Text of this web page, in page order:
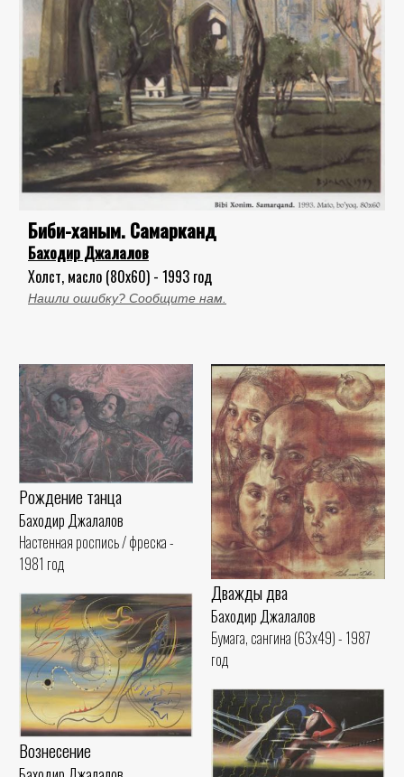
Биби-ханым. Самарканд
Баходир Джалалов
Холст, масло (80x60) - 1993 год
Нашли ошибку? Сообщите нам.
Рождение танца
Баходир Джалалов
Настенная роспись / фреска -
1981 год
Дважды два
Баходир Джалалов
Бумага, сангина (63x49) - 1987
год
Вознесение